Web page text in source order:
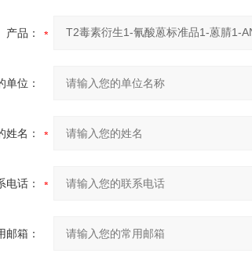
产品：
单位：
姓名：
电话：
邮箱：